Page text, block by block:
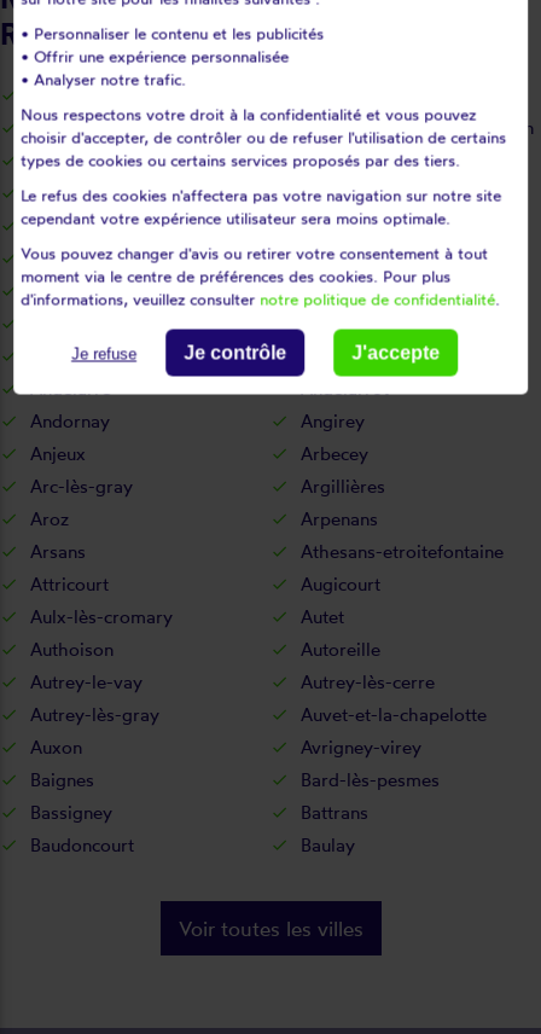
Répar'stores - Haute-Saône
Abelcourt
Achey
Adelans-et-le-val-de-bithain
Aillevans
Aillevillers-et-lyaumont
Ailloncourt
Ainvelle
Aisey-et-richecourt
Alaincourt
Amage
Amance
Ambiévillers
Amblans-et-velotte
Anchenoncourt-et-chazel
Ancier
Andornay
Angirey
Anjeux
Arbecey
Arc-lès-gray
Argillières
Aroz
Arpenans
Arsans
Athesans-etroitefontaine
Attricourt
Augicourt
Aulx-lès-cromary
Autet
Authoison
Autoreille
Autrey-le-vay
Autrey-lès-cerre
Autrey-lès-gray
Auvet-et-la-chapelotte
Auxon
Avrigney-virey
Baignes
Bard-lès-pesmes
Bassigney
Battrans
Baudoncourt
Baulay
Voir toutes les villes
• Personnaliser le contenu et les publicités
• Offrir une expérience personnalisée
• Analyser notre trafic.
Nous respectons votre droit à la confidentialité et vous pouvez
choisir d'accepter, de contrôler ou de refuser l'utilisation de certains
types de cookies ou certains services proposés par des tiers.
Le refus des cookies n'affectera pas votre navigation sur notre site
cependant votre expérience utilisateur sera moins optimale.
Vous pouvez changer d'avis ou retirer votre consentement à tout
moment via le centre de préférences des cookies. Pour plus
d'informations, veuillez consulter notre politique de confidentialité.
Je refuse Je contrôle J'accepte